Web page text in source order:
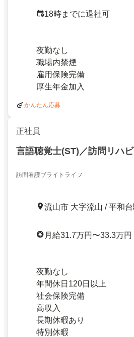
18時までに退社可
夜勤なし
職場内禁煙
雇用保険完備
厚生年金加入
かんたん応募
正社員
言語聴覚士(ST)／訪問リハ
訪問看護ブライトライフ
流山市 大字流山 / 平和
月給31.7万円〜33.3万円
夜勤なし
年間休日120日以上
社会保険完備
高収入
長期休暇あり
特別休暇